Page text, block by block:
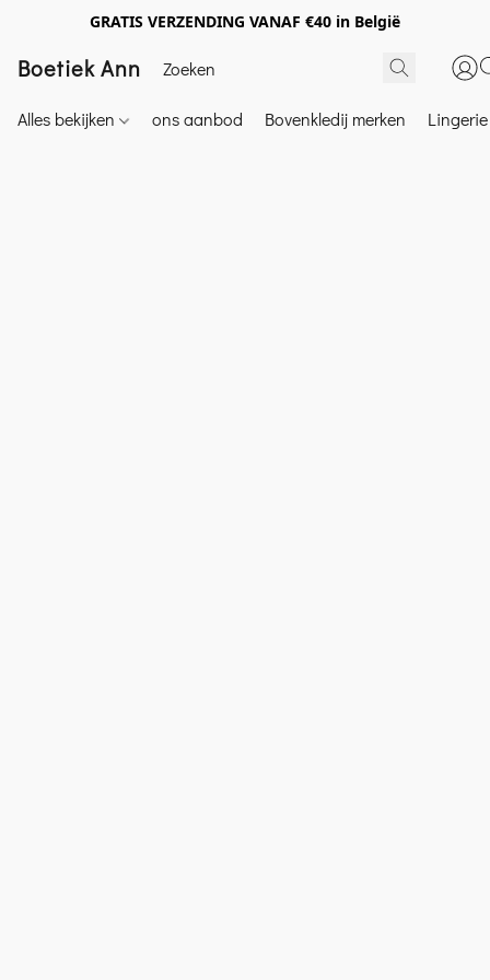
GRATIS VERZENDING VANAF €40 in België
Boetiek Ann
Alles bekijken ons aanbod Bovenkledij merken